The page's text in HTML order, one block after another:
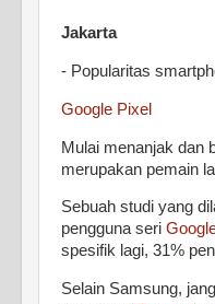
Jakarta
- Popularitas
Google Pixel
Mulai menanjak dan
merupakan pemain
Sebuah studi yang
pengguna seri
spesifik lagi, 31%
Selain Samsung,